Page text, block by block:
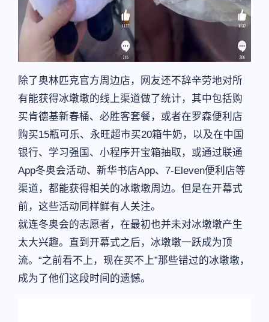
除了奥林匹克官方周边店，网友还不辞辛劳地对所
有能获得冰墩墩的线上渠道做了统计，其中包括购
买肯德基新春桶、必胜客套餐，或者在罗森便利店
购买15瓶可乐、永旺超市买20箱牛奶，以及在中国
银行、学习强国、小程序开宝箱抽取，或通过联通
App冬奥会活动、新华书店App、7-Eleven便利店等
渠道，都能获得相关的冰墩墩周边。但是在开幕式
前，这些活动同样鲜有人关注。
就连冬奥会的志愿者，在最初也并未对冰墩墩产生
太大兴趣。直到开幕式之后，冰墩墩一跃成为顶
流。“之前看不上，现在买不上”那些错过的冰墩墩，
成为了他们这段时间的遗憾。